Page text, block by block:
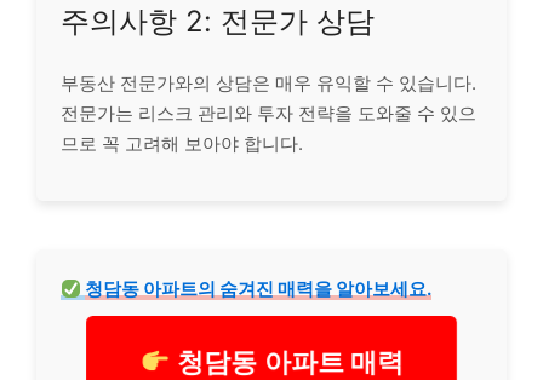
주의사항 2: 전문가 상담
부동산 전문가와의 상담은 매우 유익할 수 있습니다.
전문가는 리스크 관리와 투자 전략을 도와줄 수 있으
므로 꼭 고려해 보아야 합니다.
청담동 아파트의 숨겨진 매력을 알아보세요.
청담동 아파트 매력